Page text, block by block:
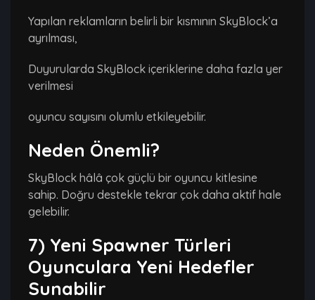
Yapılan reklamların belirli bir kısmının SkyBlock’a
ayrılması,
Duyurularda SkyBlock içeriklerine daha fazla yer
verilmesi
oyuncu sayısını olumlu etkileyebilir.
Neden Önemli?
SkyBlock hâlâ çok güçlü bir oyuncu kitlesine
sahip. Doğru destekle tekrar çok daha aktif hale
gelebilir.
7) Yeni Spawner Türleri
Oyunculara Yeni Hedefler
Sunabilir